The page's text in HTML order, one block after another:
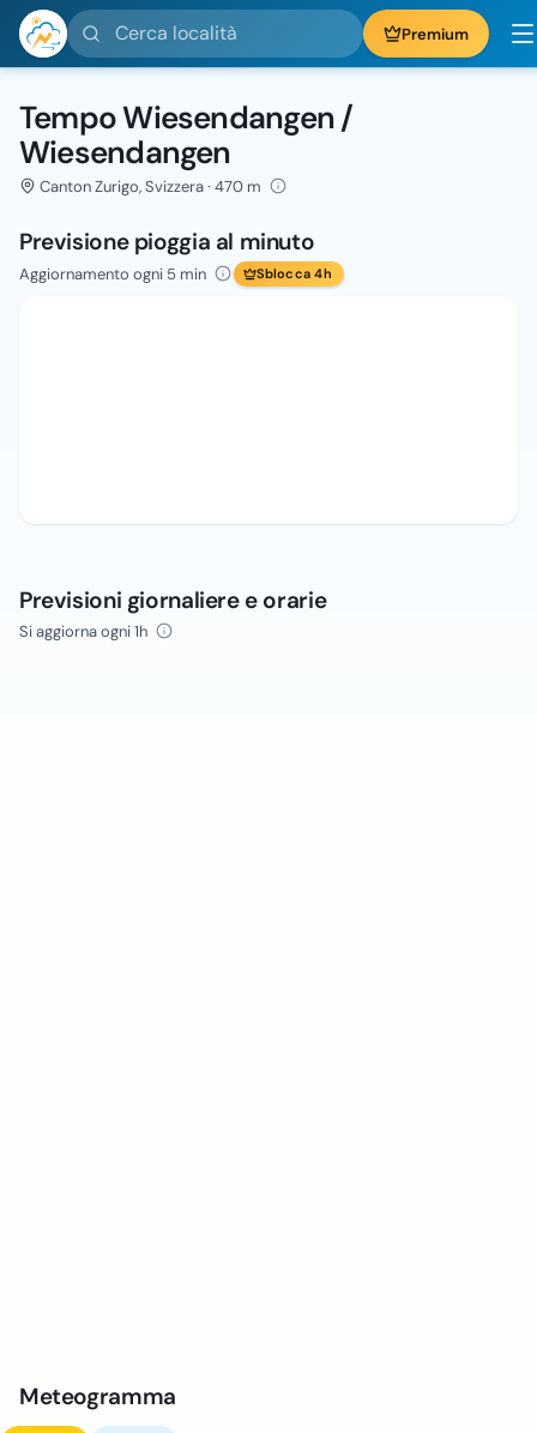
Cerca località Premium
Tempo Wiesendangen /
Wiesendangen
Canton Zurigo, Svizzera · 470 m
Previsione pioggia al minuto
Aggiornamento ogni 5 min Sblocca 4h
Previsioni giornaliere e orarie
Si aggiorna ogni 1h
Meteogramma